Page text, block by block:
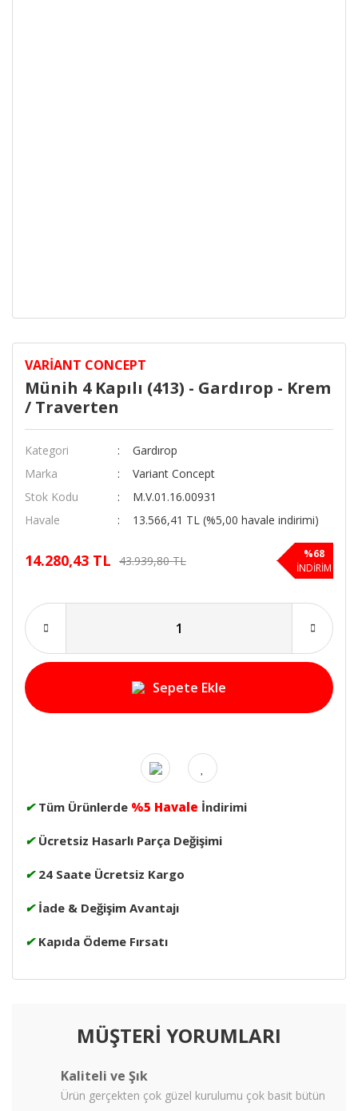
VARIANT CONCEPT
Münih 4 Kapılı (413) - Gardırop - Krem
/ Traverten
Kategori
Gardırop
Marka
Variant Concept
Stok Kodu
M.V.01.16.00931
Havale
13.566,41 TL (%5,00 havale indirimi)
14.280,43 TL 43.939,80 TL
%68
İNDİRİM
Sepete Ekle
✔ Tüm Ürünlerde %5 Havale İndirimi
✔ Ücretsiz Hasarlı Parça Değişimi
✔ 24 Saate Ücretsiz Kargo
✔ İade & Değişim Avantajı
✔ Kapıda Ödeme Fırsatı
MÜŞTERİ YORUMLARI
Kaliteli ve Şık
Ürün gerçekten çok güzel kurulumu çok basit bütün